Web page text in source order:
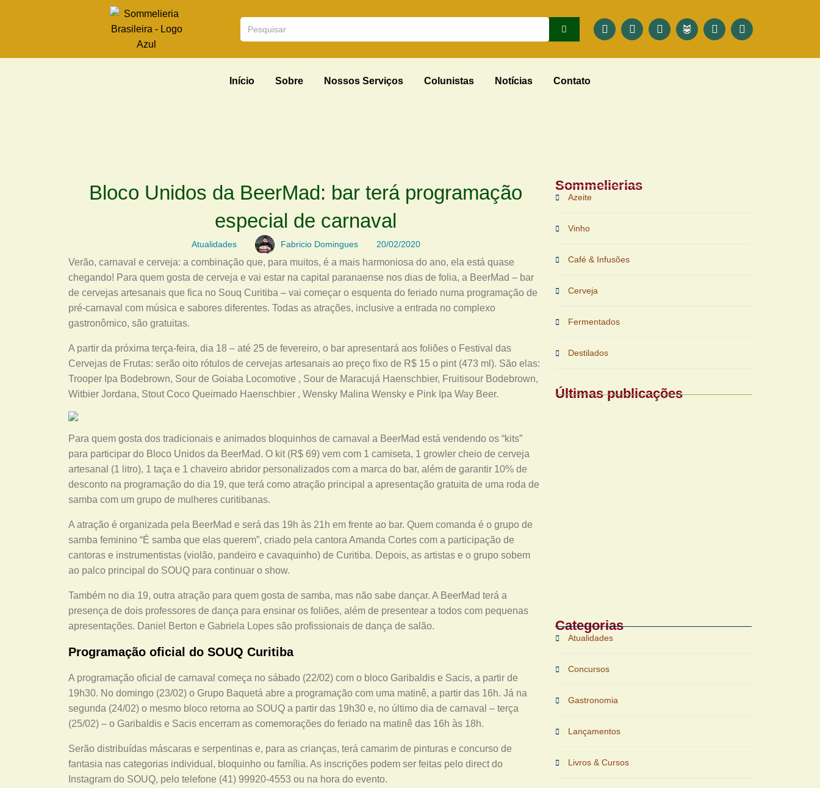
Início Sobre Nossos Serviços Colunistas Notícias Contato
Bloco Unidos da BeerMad: bar terá programação
especial de carnaval
Atualidades Fabricio Domingues 20/02/2020
Verão, carnaval e cerveja: a combinação que, para muitos, é a mais harmoniosa do ano, ela está quase
chegando! Para quem gosta de cerveja e vai estar na capital paranaense nos dias de folia, a BeerMad – bar
de cervejas artesanais que fica no Souq Curitiba – vai começar o esquenta do feriado numa programação de
pré-carnaval com música e sabores diferentes. Todas as atrações, inclusive a entrada no complexo
gastronômico, são gratuitas.
A partir da próxima terça-feira, dia 18 – até 25 de fevereiro, o bar apresentará aos foliões o Festival das
Cervejas de Frutas: serão oito rótulos de cervejas artesanais ao preço fixo de R$ 15 o pint (473 ml). São elas:
Trooper Ipa Bodebrown, Sour de Goiaba Locomotive , Sour de Maracujá Haenschbier, Fruitisour Bodebrown,
Witbier Jordana, Stout Coco Queimado Haenschbier , Wensky Malina Wensky e Pink Ipa Way Beer.
Para quem gosta dos tradicionais e animados bloquinhos de carnaval a BeerMad está vendendo os “kits”
para participar do Bloco Unidos da BeerMad. O kit (R$ 69) vem com 1 camiseta, 1 growler cheio de cerveja
artesanal (1 litro), 1 taça e 1 chaveiro abridor personalizados com a marca do bar, além de garantir 10% de
desconto na programação do dia 19, que terá como atração principal a apresentação gratuita de uma roda de
samba com um grupo de mulheres curitibanas.
A atração é organizada pela BeerMad e será das 19h às 21h em frente ao bar. Quem comanda é o grupo de
samba feminino “É samba que elas querem”, criado pela cantora Amanda Cortes com a participação de
cantoras e instrumentistas (violão, pandeiro e cavaquinho) de Curitiba. Depois, as artistas e o grupo sobem
ao palco principal do SOUQ para continuar o show.
Também no dia 19, outra atração para quem gosta de samba, mas não sabe dançar. A BeerMad terá a
presença de dois professores de dança para ensinar os foliões, além de presentear a todos com pequenas
apresentações. Daniel Berton e Gabriela Lopes são profissionais de dança de salão.
Programação oficial do SOUQ Curitiba
A programação oficial de carnaval começa no sábado (22/02) com o bloco Garibaldis e Sacis, a partir de
19h30. No domingo (23/02) o Grupo Baquetá abre a programação com uma matinê, a partir das 16h. Já na
segunda (24/02) o mesmo bloco retorna ao SOUQ a partir das 19h30 e, no último dia de carnaval – terça
(25/02) – o Garibaldis e Sacis encerram as comemorações do feriado na matinê das 16h às 18h.
Serão distribuídas máscaras e serpentinas e, para as crianças, terá camarim de pinturas e concurso de
fantasia nas categorias individual, bloquinho ou família. As inscrições podem ser feitas pelo direct do
Instagram do SOUQ, pelo telefone (41) 99920-4553 ou na hora do evento.
Sommelierias
Azeite
Vinho
Café & Infusões
Cerveja
Fermentados
Destilados
Últimas publicações
Categorias
Atualidades
Concursos
Gastronomia
Lançamentos
Livros & Cursos